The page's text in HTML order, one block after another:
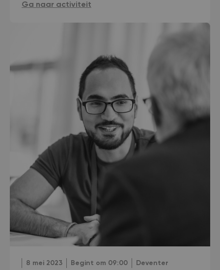
Meet-and-greet voor engineering talenten:
Ga naar activiteit
8 mei 2023 Begint om 09:00 Deventer